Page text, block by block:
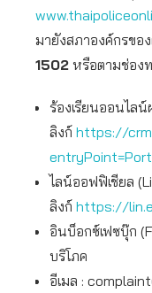
มายังสภาองค์กรขอ
1502 หรือตามช่อง
ร้องเรียนออนไล
ลิงก์ https://
ไลน์ออฟฟิเชียล
ลิงก์ https://
อินบ็อกซ์เฟซบุ๊ก
บริโภค
อีเมล :